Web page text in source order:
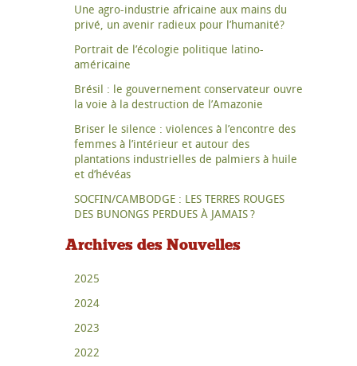
Une agro-industrie africaine aux mains du
privé, un avenir radieux pour l’humanité?
Portrait de l’écologie politique latino-
américaine
Brésil : le gouvernement conservateur ouvre
la voie à la destruction de l’Amazonie
Briser le silence : violences à l’encontre des
femmes à l’intérieur et autour des
plantations industrielles de palmiers à huile
et d’hévéas
SOCFIN/CAMBODGE : LES TERRES ROUGES
DES BUNONGS PERDUES À JAMAIS ?
Archives des Nouvelles
2025
2024
2023
2022